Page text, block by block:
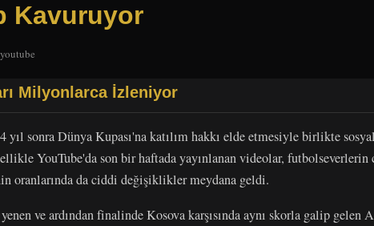
Kavuruyor
Milyonlarca İzleniyor
sonra Dünya Kupası'na katılım hakkı elde etmesiyle birlikte
YouTube'da son bir haftada yayınlanan videolar, futbolseverlerin
oranlarında da ciddi değişiklikler meydana geldi.
ve ardından finalinde Kosova karşısında aynı skorla galip